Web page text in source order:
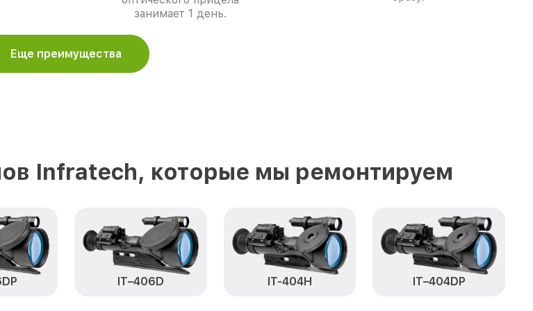
занимает 1 день.
Еще преимущества
Infratech, которые мы ремонтируем
IT–406D IT-404H IT–404DP